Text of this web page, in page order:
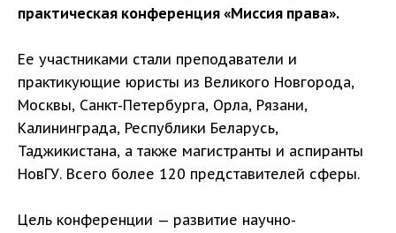
практическая конференция «Миссия права».
Ее участниками стали преподаватели и
практикующие юристы из Великого Новгорода,
Москвы, Санкт-Петербурга, Орла, Рязани,
Калининграда, Республики Беларусь,
Таджикистана, а также магистранты и аспиранты
НовГУ. Всего более 120 представителей сферы.
Цель конференции — развитие научно-